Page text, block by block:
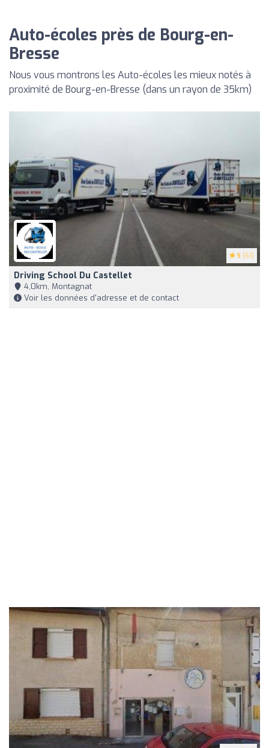
Auto-écoles près de Bourg-en-
Bresse
Nous vous montrons les Auto-écoles les mieux notés à
proximité de Bourg-en-Bresse (dans un rayon de 35km)
5 (61)
Driving School Du Castellet
4,0km, Montagnat
Voir les données d'adresse et de contact